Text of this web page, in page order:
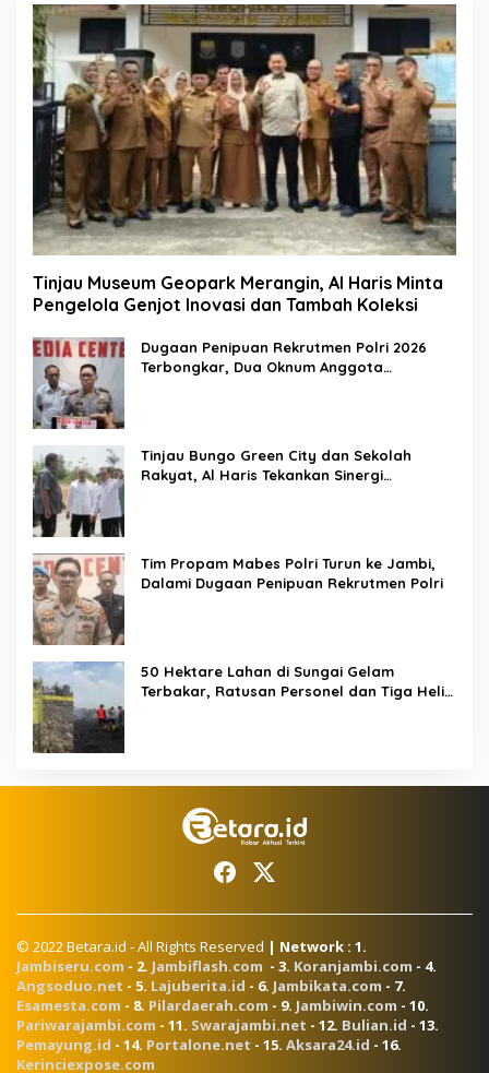
Tinjau Museum Geopark Merangin, Al Haris Minta
Pengelola Genjot Inovasi dan Tambah Koleksi
Dugaan Penipuan Rekrutmen Polri 2026
Terbongkar, Dua Oknum Anggota
Tinjau Bungo Green City dan Sekolah
Rakyat, Al Haris Tekankan Sinergi
Tim Propam Mabes Polri Turun ke Jambi,
Dalami Dugaan Penipuan Rekrutmen Polri
50 Hektare Lahan di Sungai Gelam
Terbakar, Ratusan Personel dan Tiga Heli
© 2022 Betara.id - All Rights Reserved | Network : 1.
Jambiseru.com - 2. Jambiflash.com - 3. Koranjambi.com - 4.
Angsoduo.net - 5. Lajuberita.id - 6. Jambikata.com - 7.
Esamesta.com - 8. Pilardaerah.com - 9. Jambiwin.com - 10.
Pariwarajambi.com - 11. Swarajambi.net - 12. Bulian.id - 13.
Pemayung.id - 14. Portalone.net - 15. Aksara24.id - 16.
Kerinciexpose.com